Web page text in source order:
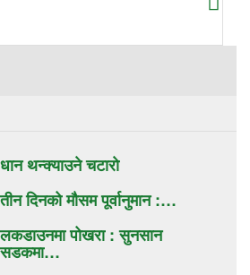
धान थन्क्याउने चटाराे
तीन दिनको मौसम पूर्वानुमान :…
लकडाउनमा पोखरा : सुनसान
सडकमा…